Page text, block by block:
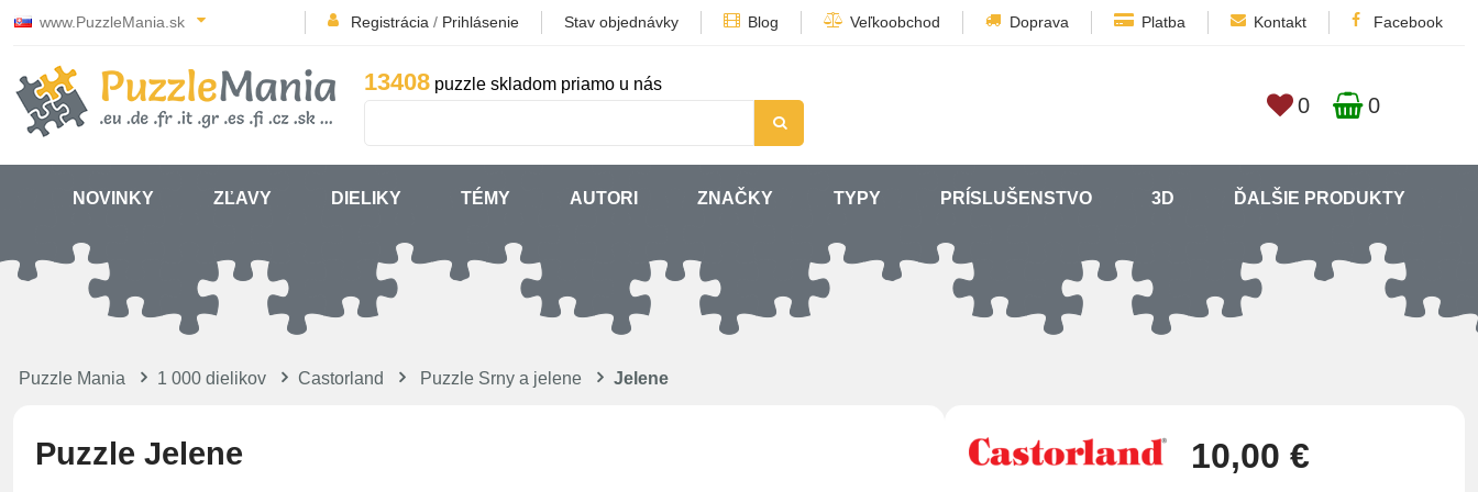
www.PuzzleMania.sk Registrácia / Prihlásenie Stav objednávky Blog Veľkoobchod Doprava Platba Kontakt Facebook
13408 puzzle skladom priamo u nás
0 0
NOVINKY ZĽAVY DIELIKY TÉMY AUTORI ZNAČKY TYPY PRÍSLUŠENSTVO 3D ĎALŠIE PRODUKTY
Puzzle Mania 1 000 dielikov Castorland Puzzle Srny a jelene Jelene
Puzzle Jelene 10,00 €